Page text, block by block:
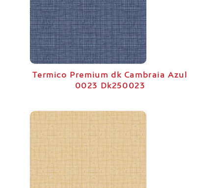
Termico Premium dk Cambraia Azul
0023 Dk250023